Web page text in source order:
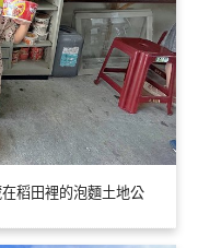
稻田裡的泡麵土地公